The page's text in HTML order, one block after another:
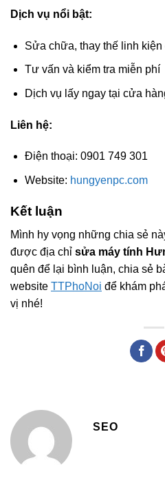
Dịch vụ nổi bật:
Sửa chữa, thay thế linh kiện
Tư vấn và kiểm tra miễn phí
Dịch vụ lấy ngay tại cửa
Liên hệ:
Điện thoại: 0901 749 301
Website: hungyenpc.com
Kết luận
Mình hy vọng những chia sẻ
được địa chỉ sửa máy tính
quên để lại bình luận, chia sẻ
website TTPhoNoi để khám
vị nhé!
SEO